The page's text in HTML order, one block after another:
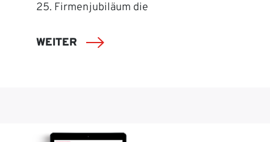
25. Firmenjubiläum die
WEITER